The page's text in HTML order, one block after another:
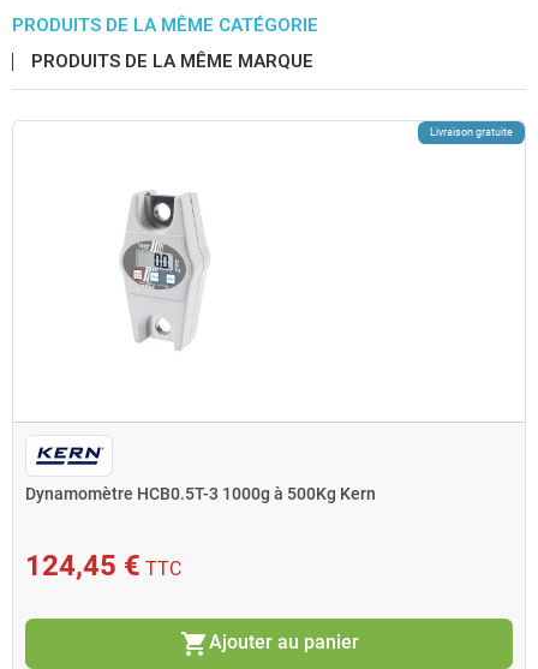
PRODUITS DE LA MÊME CATÉGORIE
PRODUITS DE LA MÊME MARQUE
Livraison gratuite
Dynamomètre HCB0.5T-3 1000g à 500Kg Kern
124,45 € TTC
shopping_cartAjouter au panier